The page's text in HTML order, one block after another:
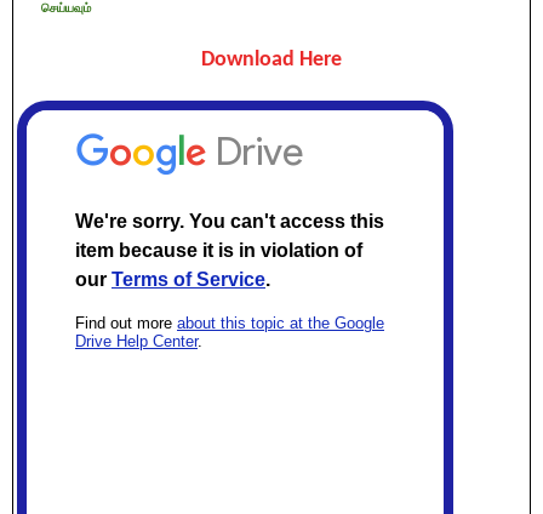
செய்யவும்
Download Here